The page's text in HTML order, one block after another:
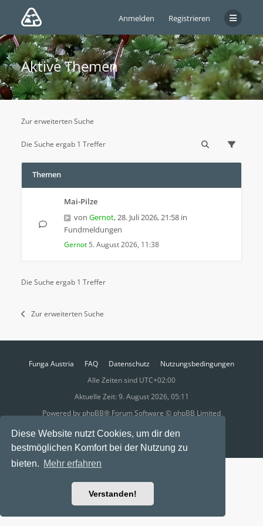
Diese Website nutzt Cookies, um dir den
bestmöglichen Komfort bei der Nutzung zu
bieten. Mehr erfahren
Verstanden!
Anmelden Registrieren
Aktive Themen
Zur erweiterten Suche
Die Suche ergab 1 Treffer
Themen
Mai-Pilze
von Gernot,28. Juli 2026, 21:58 in
Fundmeldungen
Gernot 5. August 2026, 11:38
Die Suche ergab 1 Treffer
Zur erweiterten Suche
Funga Austria FAQ Datenschutz
Nutzungsbedingungen
Alle Zeiten sind UTC+02:00
Aktuelle Zeit: 9. August 2026, 05:11
Powered by phpBB® Forum Software © phpBB Limited
Ravaio Theme byGramziu